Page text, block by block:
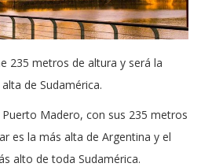
235 metros de altura y será la
de Sudamérica.
Madero, con sus 235 metros
es la más alta de Argentina y el
alto de toda Sudamérica.